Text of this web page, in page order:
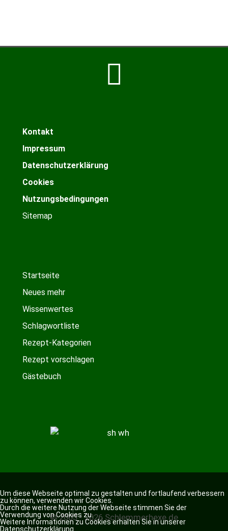
Kontakt
Impressum
Datenschutzerklärung
Cookies
Nutzungsbedingungen
Sitemap
Startseite
Neues mehr
Wissenwertes
Schlagwortliste
Rezept-Kategorien
Rezept vorschlagen
Gästebuch
© 2003 - 2026 Schlemmerhexe.de
Um diese Webseite optimal zu gestalten und fortlaufend verbessern
zu können, verwenden wir Cookies.
Durch die weitere Nutzung der Webseite stimmen Sie der
Verwendung von Cookies zu.
Weitere Informationen zu Cookies erhalten Sie in unserer
Datenschutzerklärung